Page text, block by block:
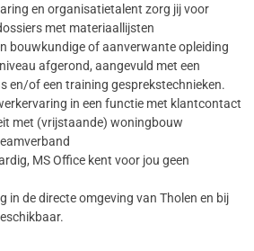
en organisatietalent zorg jij voor
met materiaallijsten
bouwkundige of aanverwante opleiding
afgerond, aangevuld met een
en/of een training gesprekstechnieken.
in een functie met klantcontact
met (vrijstaande) woningbouw
MS Office kent voor jou geen
in de directe omgeving van Tholen en bij